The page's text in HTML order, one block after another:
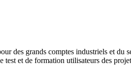
des grands comptes industriels et
et de formation utilisateurs des